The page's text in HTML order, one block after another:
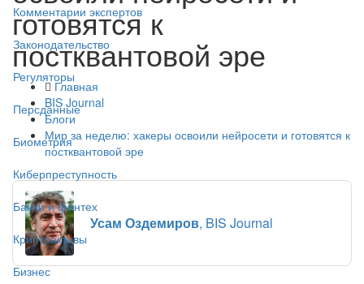
Комментарии экспертов
Законодательство
Регуляторы
Персданные
Биометрия
Киберпреступность
Банки и финтех
Криптоактивы
Бизнес
готовятся к
постквантовой эре
Главная
BIS Journal
Блоги
Мир за неделю: хакеры освоили нейросети и готовятся к
постквантовой эре
Усам Оздемиров, BIS Journal